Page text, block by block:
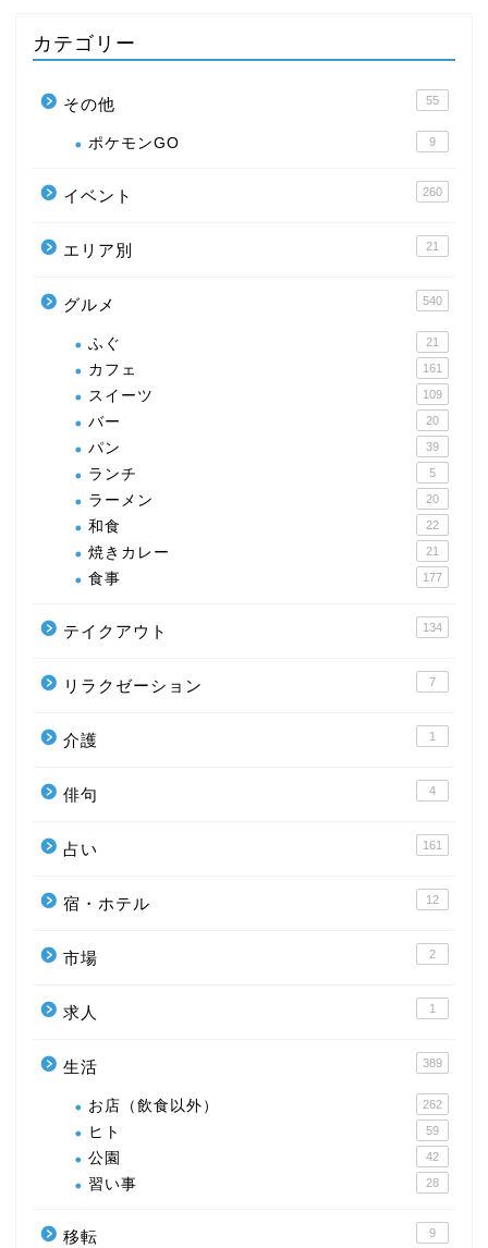
カテゴリー
その他 55
ポケモンGO 9
イベント 260
エリア別 21
グルメ 540
ふぐ 21
カフェ 161
スイーツ 109
バー 20
パン 39
ランチ 5
ラーメン 20
和食 22
焼きカレー 21
食事 177
テイクアウト 134
リラクゼーション 7
介護 1
俳句 4
占い 161
宿・ホテル 12
市場 2
求人 1
生活 389
お店（飲食以外） 262
ヒト 59
公園 42
習い事 28
移転 9